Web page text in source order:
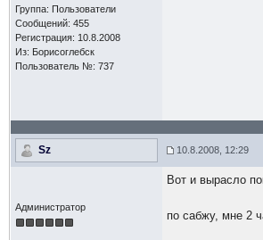
Группа: Пользователи
Сообщений: 455
Регистрация: 10.8.2008
Из: Борисоглебск
Пользователь №: 737
Sz 10.8.2008, 12:29
Администратор
Вот и вырасло
по сабжу, мне 2